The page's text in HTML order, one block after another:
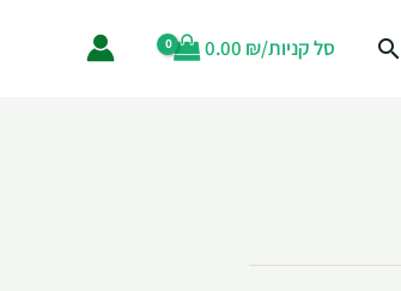
סל קניות/ 0.00 ₪